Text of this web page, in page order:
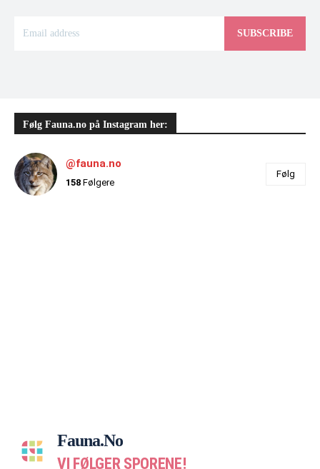
SUBSCRIBE
Følg Fauna.no på Instagram her:
@fauna.no
158 Følgere
Følg
Fauna.no
VI FØLGER SPORENE!